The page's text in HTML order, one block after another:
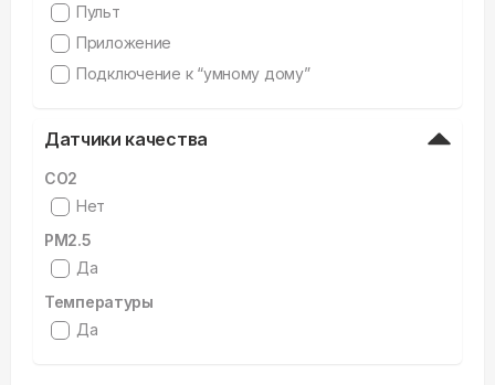
Пульт
Приложение
Подключение к “умному дому”
Датчики качества
CO2
Нет
PM2.5
Да
Температуры
Да